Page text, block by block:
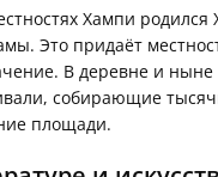
Хампи
Это придаёт
В деревне и ныне
собирающие
площади.